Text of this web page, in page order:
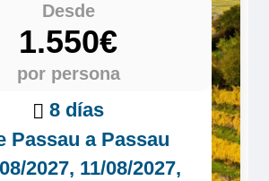
Desde
1.550€
por persona
8 días
Passau a Passau
2027, 11/08/2027,